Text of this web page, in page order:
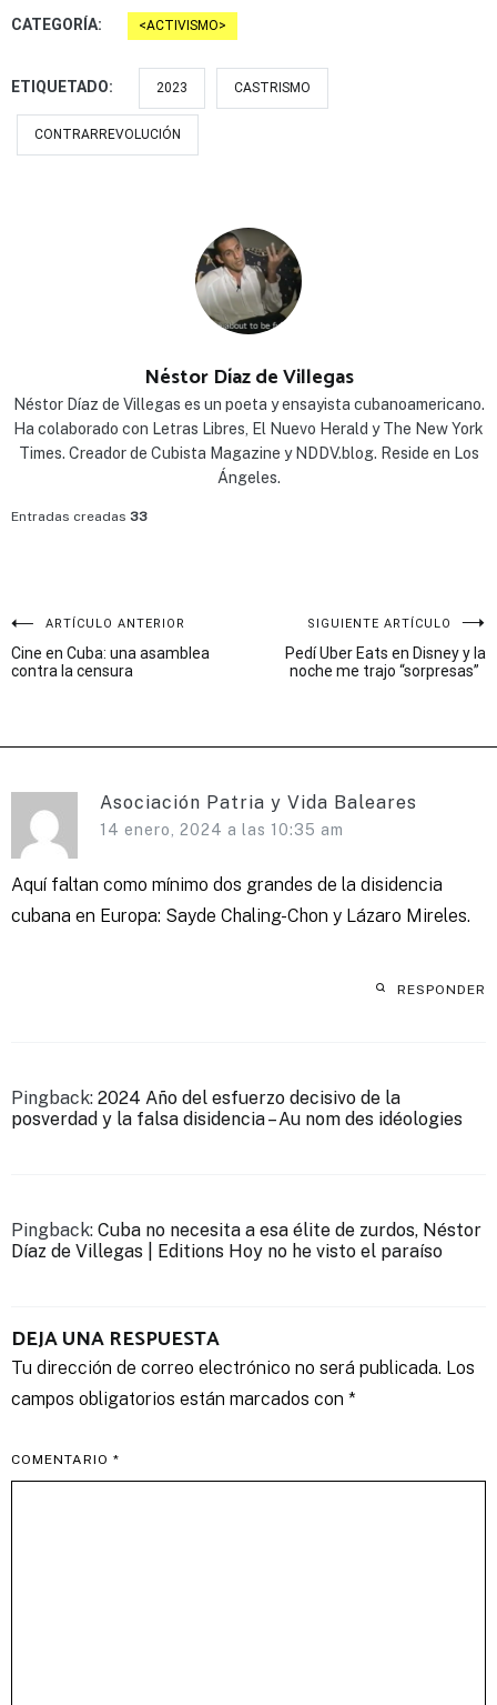
CATEGORÍA: ACTIVISMO
ETIQUETADO: 2023 CASTRISMO
CONTRARREVOLUCIÓN
Néstor Díaz de Villegas
Néstor Díaz de Villegas es un poeta y ensayista cubanoamericano.
Ha colaborado con Letras Libres, El Nuevo Herald y The New York
Times. Creador de Cubista Magazine y NDDV.blog. Reside en Los
Ángeles.
Entradas creadas 33
Navegación
de
ARTÍCULO ANTERIOR
Cine en Cuba: una asamblea
contra la censura
SIGUIENTE ARTÍCULO
Pedí Uber Eats en Disney y la
noche me trajo “sorpresas”
Asociación Patria y Vida Baleares
14 enero, 2024 a las 10:35 am
Aquí faltan como mínimo dos grandes de la disidencia
cubana en Europa: Sayde Chaling-Chon y Lázaro Mireles.
RESPONDER
Pingback: 2024 Año del esfuerzo decisivo de la
posverdad y la falsa disidencia – Au nom des idéologies
Pingback: Cuba no necesita a esa élite de zurdos, Néstor
Díaz de Villegas | Editions Hoy no he visto el paraíso
DEJA UNA RESPUESTA
Tu dirección de correo electrónico no será publicada. Los
campos obligatorios están marcados con *
COMENTARIO *